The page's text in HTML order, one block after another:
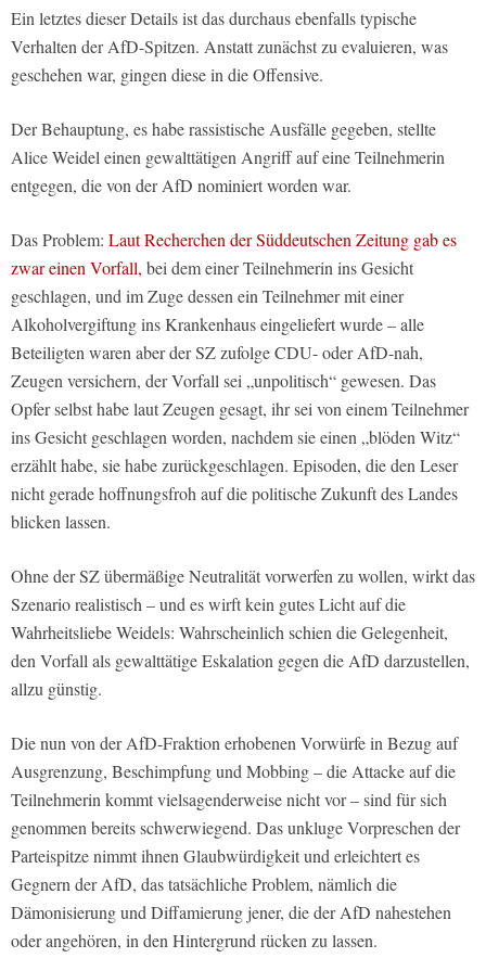
Ein letztes dieser Details ist das durchaus ebenfalls typische
Verhalten der AfD-Spitzen. Anstatt zunächst zu evaluieren, was
geschehen war, gingen diese in die Offensive.
Der Behauptung, es habe rassistische Ausfälle gegeben, stellte
Alice Weidel einen gewalttätigen Angriff auf eine Teilnehmerin
entgegen, die von der AfD nominiert worden war.
Das Problem: Laut Recherchen der Süddeutschen Zeitung gab es
zwar einen Vorfall, bei dem einer Teilnehmerin ins Gesicht
geschlagen, und im Zuge dessen ein Teilnehmer mit einer
Alkoholvergiftung ins Krankenhaus eingeliefert wurde – alle
Beteiligten waren aber der SZ zufolge CDU- oder AfD-nah,
Zeugen versichern, der Vorfall sei „unpolitisch“ gewesen. Das
Opfer selbst habe laut Zeugen gesagt, ihr sei von einem Teilnehmer
ins Gesicht geschlagen worden, nachdem sie einen „blöden Witz“
erzählt habe, sie habe zurückgeschlagen. Episoden, die den Leser
nicht gerade hoffnungsfroh auf die politische Zukunft des Landes
blicken lassen.
Ohne der SZ übermäßige Neutralität vorwerfen zu wollen, wirkt das
Szenario realistisch – und es wirft kein gutes Licht auf die
Wahrheitsliebe Weidels: Wahrscheinlich schien die Gelegenheit,
den Vorfall als gewalttätige Eskalation gegen die AfD darzustellen,
allzu günstig.
Die nun von der AfD-Fraktion erhobenen Vorwürfe in Bezug auf
Ausgrenzung, Beschimpfung und Mobbing – die Attacke auf die
Teilnehmerin kommt vielsagenderweise nicht vor – sind für sich
genommen bereits schwerwiegend. Das unkluge Vorpreschen der
Parteispitze nimmt ihnen Glaubwürdigkeit und erleichtert es
Gegnern der AfD, das tatsächliche Problem, nämlich die
Dämonisierung und Diffamierung jener, die der AfD nahestehen
oder angehören, in den Hintergrund rücken zu lassen.